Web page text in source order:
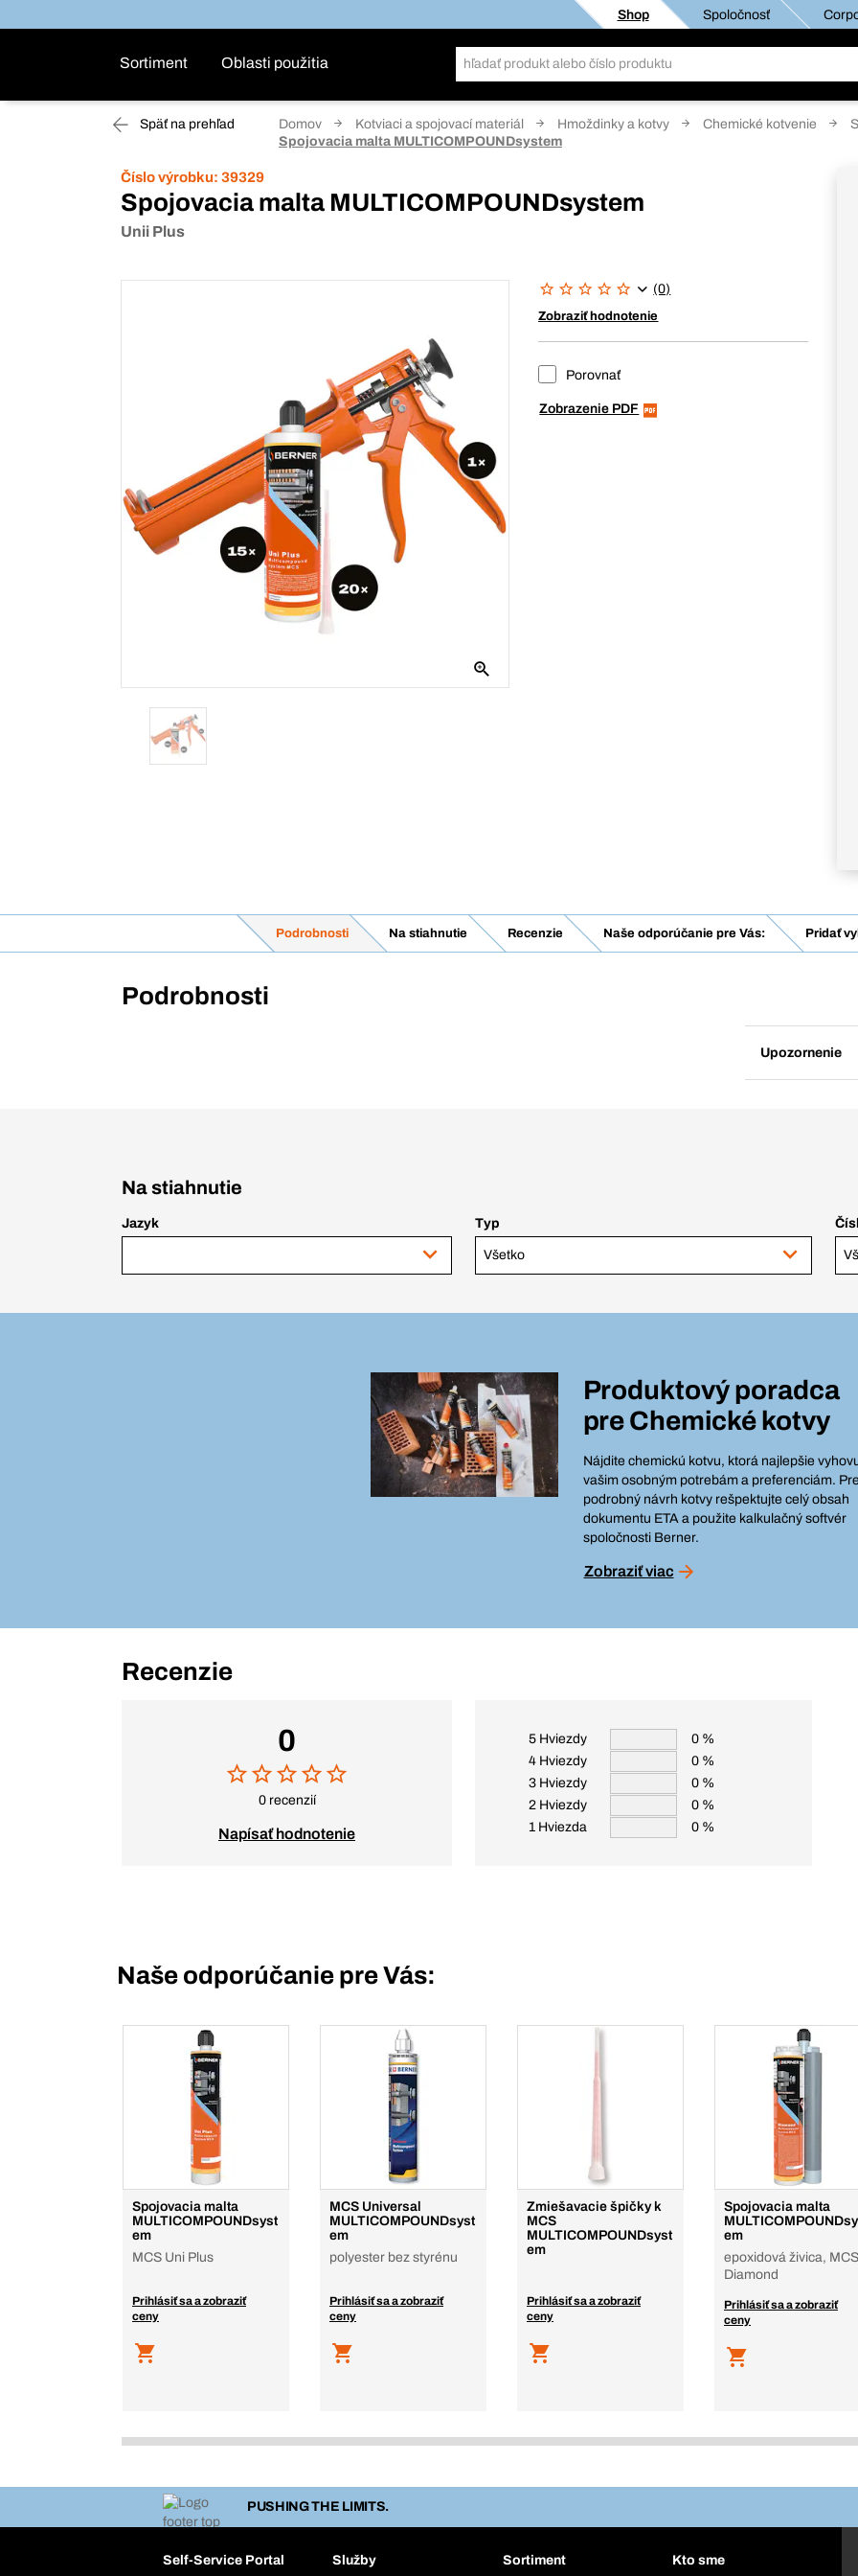
Shop Spoločnosť
Sortiment Oblasti použitia
Späť na prehľad Domov Kotviaci a spojovací materiál Hmoždinky a kotvy Chemické kotvenie
Spojovacia malta MULTICOMPOUNDsystem
Číslo výrobku: 39329
Spojovacia malta MULTICOMPOUNDsystem
Unii Plus
(0)
Zobraziť hodnotenie
Porovnať
Zobrazenie PDF
Podrobnosti Na stiahnutie Recenzie Naše odporúčanie pre Vás: Pridať
Podrobnosti
Upozornenie
Na stiahnutie
Jazyk Typ
Všetko
Produktový poradca
preChemické kotvy
Nájdite chemickú kotvu, ktorá najlepšie
vašim osobným potrebám a preferenciám. Pre
podrobný návrh kotvy rešpektujte celý obsah
dokumentu ETA a použite kalkulačný softvér
spoločnosti Berner.
Zobraziť viac
Recenzie
0
0 recenzií
Napísať hodnotenie
5 Hviezdy
0 %
4 Hviezdy
0 %
3 Hviezdy
0 %
2 Hviezdy
0 %
1 Hviezda
0 %
Naše odporúčanie pre Vás:
Spojovacia malta
MULTICOMPOUNDsyst
em
MCS Uni Plus
Prihlásiť sa a zobraziť
ceny
MCS Universal
MULTICOMPOUNDsyst
em
polyester bez styrénu
Prihlásiť sa a zobraziť
ceny
Zmiešavacie špičky k
MCS
MULTICOMPOUNDsyst
em
Prihlásiť sa a zobraziť
ceny
Spojovacia malta
em
epoxidová živica, MCS
Diamond
Prihlásiť sa a zobraziť
ceny
PUSHING THE LIMITS.
Self-Service Portal Služby Sortiment Kto sme